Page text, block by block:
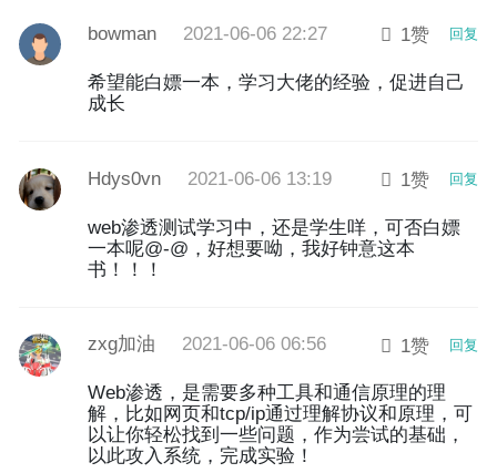
bowman 2021-06-06 22:27 1赞 回复
希望能白嫖一本，学习大佬的经验，促进自己
成长
Hdys0vn 2021-06-06 13:19 1赞 回复
web渗透测试学习中，还是学生咩，可否白嫖
一本呢@-@，好想要呦，我好钟意这本
书！！！
zxg加油 2021-06-06 06:56 1赞 回复
Web渗透，是需要多种工具和通信原理的理
解，比如网页和tcp/ip通过理解协议和原理，可
以让你轻松找到一些问题，作为尝试的基础，
以此攻入系统，完成实验！